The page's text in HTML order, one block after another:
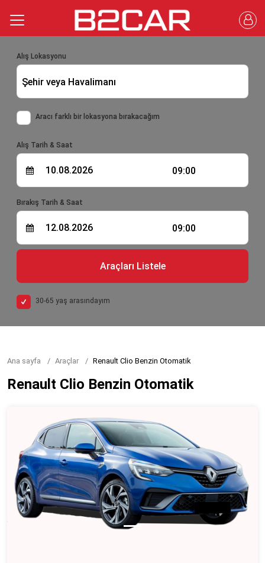
Alış Lokasyonu
Şehir veya Havalimanı
Aracı farklı bir lokasyona bırakacağım
Alış Tarih & Saat
09:00
Bırakış Tarih & Saat
09:00
Araçları Listele
30-65 yaş arasındayım
Ana sayfa Araçlar Renault Clio Benzin Otomatik
Renault Clio Benzin Otomatik